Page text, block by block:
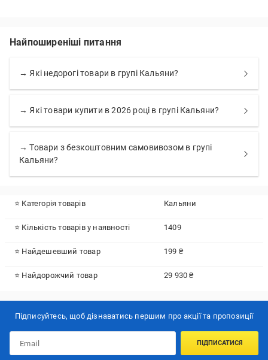
Найпоширеніші питання
→ Які недорогі товари в групі Кальяни?
→ Які товари купити в 2026 році в групі Кальяни?
→ Товари з безкоштовним самовивозом в групі
Кальяни?
⭐ Категорія товарів Кальяни
⭐ Кількість товарів у наявності 1409
⭐ Найдешевший товар 199 ₴
⭐ Найдорожчий товар 29 930 ₴
Підписуйтесь, щоб дізнаватись першим про акції та пропозиції
ПІДПИСАТИСЯ